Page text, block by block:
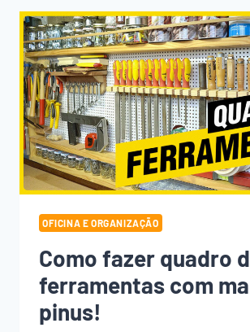
OFICINA E ORGANIZAÇÃO
Como fazer quadro
ferramentas com
pinus!